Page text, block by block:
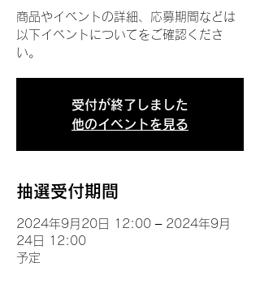
商品やイベントの詳細、応募期間などは
以下イベントについてをご確認くださ
い。
受付が終了しました
他のイベントを見る
抽選受付期間
2024年9月20日 12:00 – 2024年9月
24日 12:00
予定